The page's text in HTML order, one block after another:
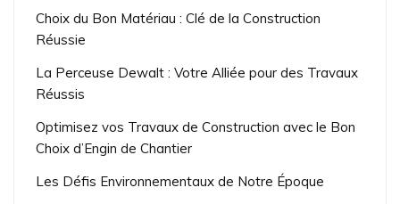
Choix du Bon Matériau : Clé de la Construction
Réussie
La Perceuse Dewalt : Votre Alliée pour des Travaux
Réussis
Optimisez vos Travaux de Construction avec le Bon
Choix d’Engin de Chantier
Les Défis Environnementaux de Notre Époque